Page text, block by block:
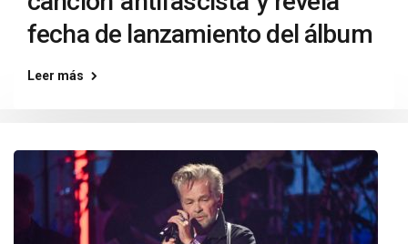
fecha de lanzamiento del álbum
Leer más